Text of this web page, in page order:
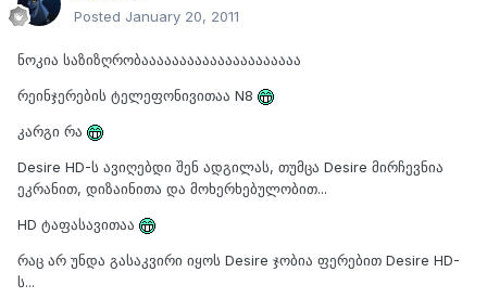
Posted January 20, 2011
ნოკია საზიზღრობააააააააააააააააააააა
რეინჯერების ტელეფონივითაა N8
კარგი რა
Desire HD-ს ავიღებდი შენ ადგილას, თუმცა Desire მირჩევნია
ეკრანით, დიზაინითა და მოხერხებულობით...
HD ტაფასავითაა
რაც არ უნდა გასაკვირი იყოს Desire ჯობია ფერებით Desire HD-
ს...